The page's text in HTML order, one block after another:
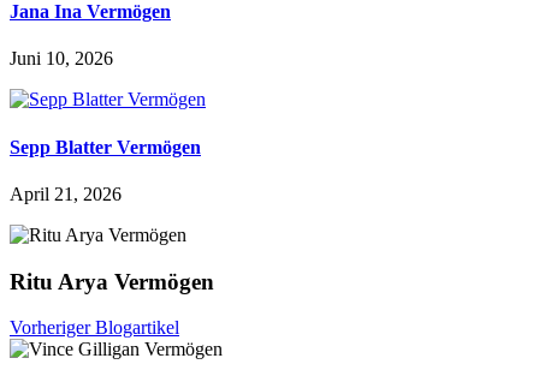
Jana Ina Vermögen
Juni 10, 2026
Sepp Blatter Vermögen
April 21, 2026
Ritu Arya Vermögen
Vorheriger Blogartikel